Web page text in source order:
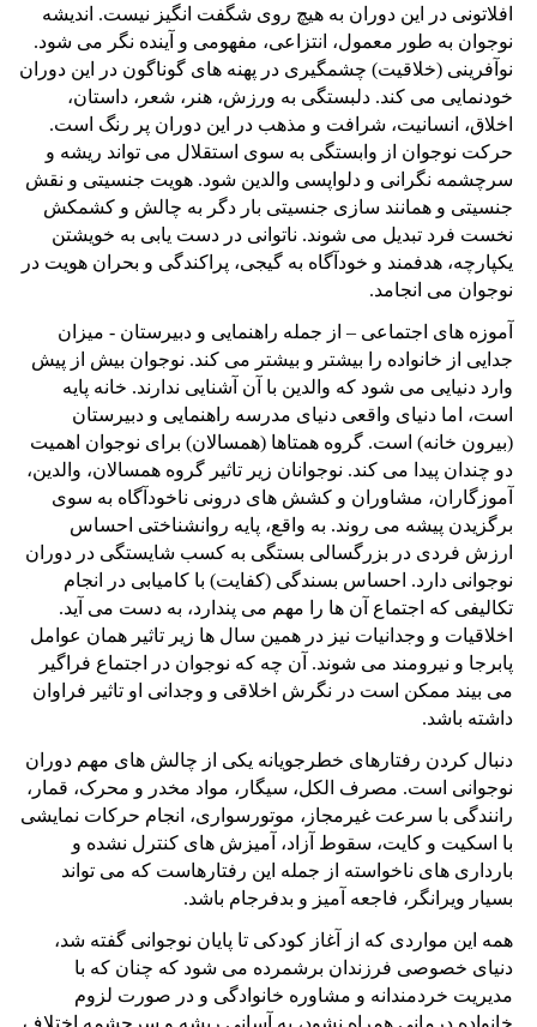
افلاتونی در این دوران به هیچ روی شگفت انگیز نیست. اندیشه
نوجوان به طور معمول، انتزاعی، مفهومی و آینده نگر می شود.
نوآفرینی (خلاقیت) چشمگیری در پهنه های گوناگون در این دوران
خودنمایی می کند. دلبستگی به ورزش، هنر، شعر، داستان،
اخلاق، انسانیت، شرافت و مذهب در این دوران پر رنگ است.
حرکت نوجوان از وابستگی به سوی استقلال می تواند ریشه و
سرچشمه نگرانی و دلواپسی والدین شود. هویت جنسیتی و نقش
جنسیتی و همانند سازی جنسیتی بار دگر به چالش و کشمکش
نخست فرد تبدیل می شوند. ناتوانی در دست یابی به خویشتن
یکپارچه، هدفمند و خودآگاه به گیجی، پراکندگی و بحران هویت در
نوجوان می انجامد.
آموزه های اجتماعی – از جمله راهنمایی و دبیرستان - میزان
جدایی از خانواده را بیشتر و بیشتر می کند. نوجوان بیش از پیش
وارد دنیایی می شود که والدین با آن آشنایی ندارند. خانه پایه
است، اما دنیای واقعی دنیای مدرسه راهنمایی و دبیرستان
(بیرون خانه) است. گروه همتاها (همسالان) برای نوجوان اهمیت
دو چندان پیدا می کند. نوجوانان زیر تاثیر گروه همسالان، والدین،
آموزگاران، مشاوران و کشش های درونی ناخودآگاه به سوی
برگزیدن پیشه می روند. به واقع، پایه روانشناختی احساس
ارزش فردی در بزرگسالی بستگی به کسب شایستگی در دوران
نوجوانی دارد. احساس بسندگی (کفایت) با کامیابی در انجام
تکالیفی که اجتماع آن ها را مهم می پندارد، به دست می آید.
اخلاقیات و وجدانیات نیز در همین سال ها زیر تاثیر همان عوامل
پابرجا و نیرومند می شوند. آن چه که نوجوان در اجتماع فراگیر
می بیند ممکن است در نگرش اخلاقی و وجدانی او تاثیر فراوان
داشته باشد.
دنبال کردن رفتارهای خطرجویانه یکی از چالش های مهم دوران
نوجوانی است. مصرف الکل، سیگار، مواد مخدر و محرک، قمار،
رانندگی با سرعت غیرمجاز، موتورسواری، انجام حرکات نمایشی
با اسکیت و کایت، سقوط آزاد، آمیزش های کنترل نشده و
بارداری های ناخواسته از جمله این رفتارهاست که می تواند
بسیار ویرانگر، فاجعه آمیز و بدفرجام باشد.
همه این مواردی که از آغاز کودکی تا پایان نوجوانی گفته شد،
دنیای خصوصی فرزندان برشمرده می شود که چنان که با
مدیریت خردمندانه و مشاوره خانوادگی و در صورت لزوم
خانواده درمانی همراه نشود، به آسانی ریشه و سرچشمه اختلاف